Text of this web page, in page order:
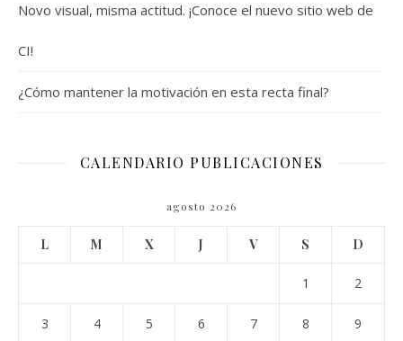
Novo visual, misma actitud. ¡Conoce el nuevo sitio web de
CI!
¿Cómo mantener la motivación en esta recta final?
CALENDARIO PUBLICACIONES
agosto 2026
L M X J V S D
1 2
3 4 5 6 7 8 9